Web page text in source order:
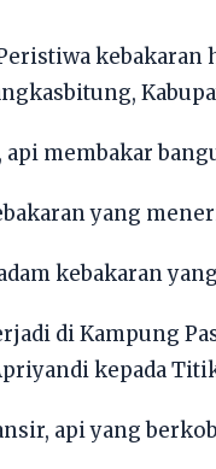
kebakaran
membakar
yang
kebakaran
di Kampung
kepada
api yang